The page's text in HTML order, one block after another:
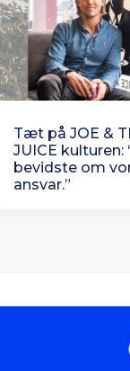
Tæt på JOE &
JUICE kulturen:
bevidste om
ansvar.”